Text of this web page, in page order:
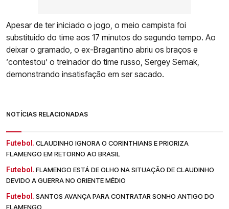
Apesar de ter iniciado o jogo, o meio campista foi
substituido do time aos 17 minutos do segundo tempo. Ao
deixar o gramado, o ex-Bragantino abriu os braços e
‘contestou’ o treinador do time russo, Sergey Semak,
demonstrando insatisfação em ser sacado.
NOTÍCIAS RELACIONADAS
Futebol. CLAUDINHO IGNORA O CORINTHIANS E PRIORIZA
FLAMENGO EM RETORNO AO BRASIL
Futebol. FLAMENGO ESTÁ DE OLHO NA SITUAÇÃO DE CLAUDINHO
DEVIDO A GUERRA NO ORIENTE MÉDIO
Futebol. SANTOS AVANÇA PARA CONTRATAR SONHO ANTIGO DO
FLAMENGO